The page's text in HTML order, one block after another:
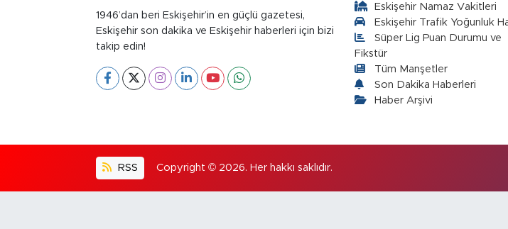
1946’dan beri Eskişehir’in en güçlü gazetesi,
Eskişehir son dakika ve Eskişehir haberleri için bizi
takip edin!
Eskişehir Namaz Vakitleri
Eskişehir Trafik Yoğunluk
Süper Lig Puan Durumu ve
Fikstür
Tüm Manşetler
Son Dakika Haberleri
Haber Arşivi
RSS Copyright © 2026. Her hakkı saklıdır.